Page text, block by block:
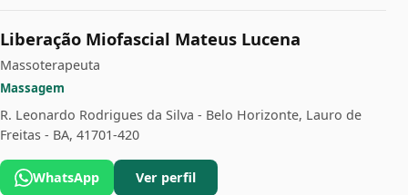
Liberação Miofascial Mateus Lucena
Massoterapeuta
Massagem
R. Leonardo Rodrigues da Silva - Belo Horizonte, Lauro de
Freitas - BA, 41701-420
WhatsApp Ver perfil